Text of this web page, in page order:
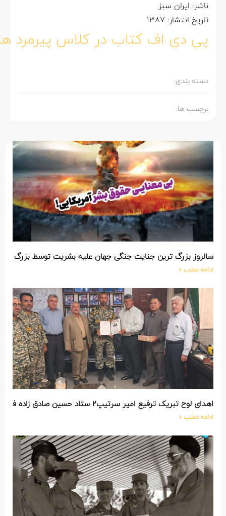
ناشر: ایران سبز
تاریخ انتشار: 1387
پی دی اف کتاب در کلاس پیرمرد ها
دسته بندی:
برچسب ها:
سالروز بزرگ ترین جنایت جنگی جهان علیه بشریت توسط بزرگ
ادامه مطلب »
اهدای لوح تبریک ترفیع امیر سرتیپ۲ ستاد حسین صادق زاده فرمانده تیپ ۲۵ واکنش سریع شهید آبگون نزاجا مستقر در تبریز
ادامه مطلب »